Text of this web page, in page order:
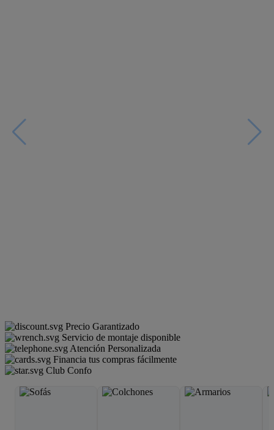
Precio Garantizado
Servicio de montaje disponible
Atención Personalizada
Financia tus compras fácilmente
Club Confo